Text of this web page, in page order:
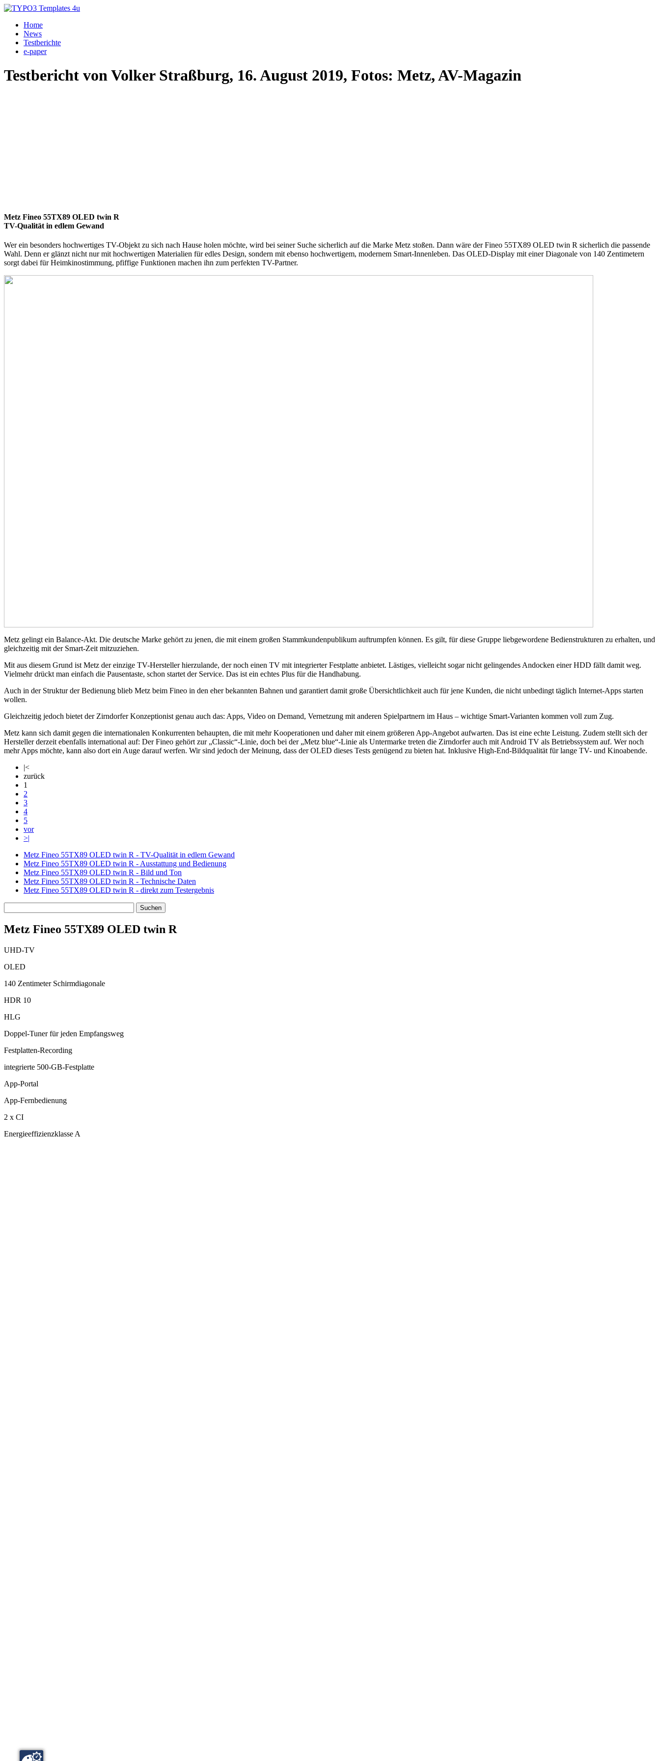
Home
News
Testberichte
e-paper
Testbericht von Volker Straßburg, 16. August 2019, Fotos: Metz, AV-Magazin
Metz Fineo 55TX89 OLED twin R
TV-Qualität in edlem Gewand
Wer ein besonders hochwertiges TV-Objekt zu sich nach Hause holen möchte, wird bei seiner Suche sicherlich auf die Marke Metz stoßen. Dann wäre der Fineo 55TX89 OLED twin R sicherlich die passende
Wahl. Denn er glänzt nicht nur mit hochwertigen Materialien für edles Design, sondern mit ebenso hochwertigem, modernem Smart-Innenleben. Das OLED-Display mit einer Diagonale von 140 Zentimetern
sorgt dabei für Heimkinostimmung, pfiffige Funktionen machen ihn zum perfekten TV-Partner.
Metz gelingt ein Balance-Akt. Die deutsche Marke gehört zu jenen, die mit einem großen Stammkundenpublikum auftrumpfen können. Es gilt, für diese Gruppe liebgewordene Bedienstrukturen zu erhalten, und
gleichzeitig mit der Smart-Zeit mitzuziehen.
Mit aus diesem Grund ist Metz der einzige TV-Hersteller hierzulande, der noch einen TV mit integrierter Festplatte anbietet. Lästiges, vielleicht sogar nicht gelingendes Andocken einer HDD fällt damit weg.
Vielmehr drückt man einfach die Pausentaste, schon startet der Service. Das ist ein echtes Plus für die Handhabung.
Auch in der Struktur der Bedienung blieb Metz beim Fineo in den eher bekannten Bahnen und garantiert damit große Übersichtlichkeit auch für jene Kunden, die nicht unbedingt täglich Internet-Apps starten
wollen.
Gleichzeitig jedoch bietet der Zirndorfer Konzeptionist genau auch das: Apps, Video on Demand, Vernetzung mit anderen Spielpartnern im Haus – wichtige Smart-Varianten kommen voll zum Zug.
Metz kann sich damit gegen die internationalen Konkurrenten behaupten, die mit mehr Kooperationen und daher mit einem größeren App-Angebot aufwarten. Das ist eine echte Leistung. Zudem stellt sich der
Hersteller derzeit ebenfalls international auf: Der Fineo gehört zur „Classic“-Linie, doch bei der „Metz blue“-Linie als Untermarke treten die Zirndorfer auch mit Android TV als Betriebssystem auf. Wer noch
mehr Apps möchte, kann also dort ein Auge darauf werfen. Wir sind jedoch der Meinung, dass der OLED dieses Tests genügend zu bieten hat. Inklusive High-End-Bildqualität für lange TV- und Kinoabende.
|<
zurück
1
2
3
4
5
vor
>|
Metz Fineo 55TX89 OLED twin R - TV-Qualität in edlem Gewand
Metz Fineo 55TX89 OLED twin R - Ausstattung und Bedienung
Metz Fineo 55TX89 OLED twin R - Bild und Ton
Metz Fineo 55TX89 OLED twin R - Technische Daten
Metz Fineo 55TX89 OLED twin R - direkt zum Testergebnis
Metz Fineo 55TX89 OLED twin R
UHD-TV
OLED
140 Zentimeter Schirmdiagonale
HDR 10
HLG
Doppel-Tuner für jeden Empfangsweg
Festplatten-Recording
integrierte 500-GB-Festplatte
App-Portal
App-Fernbedienung
2 x CI
Energieeffizienzklasse A